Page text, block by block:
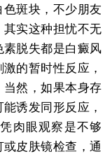
斑块，不少朋友
实这种担忧不无
脱失都是白癜风
的暂时性反应，
然，如果本身存
诱发同形反应，
肉眼观察是不够
皮肤镜检查，通